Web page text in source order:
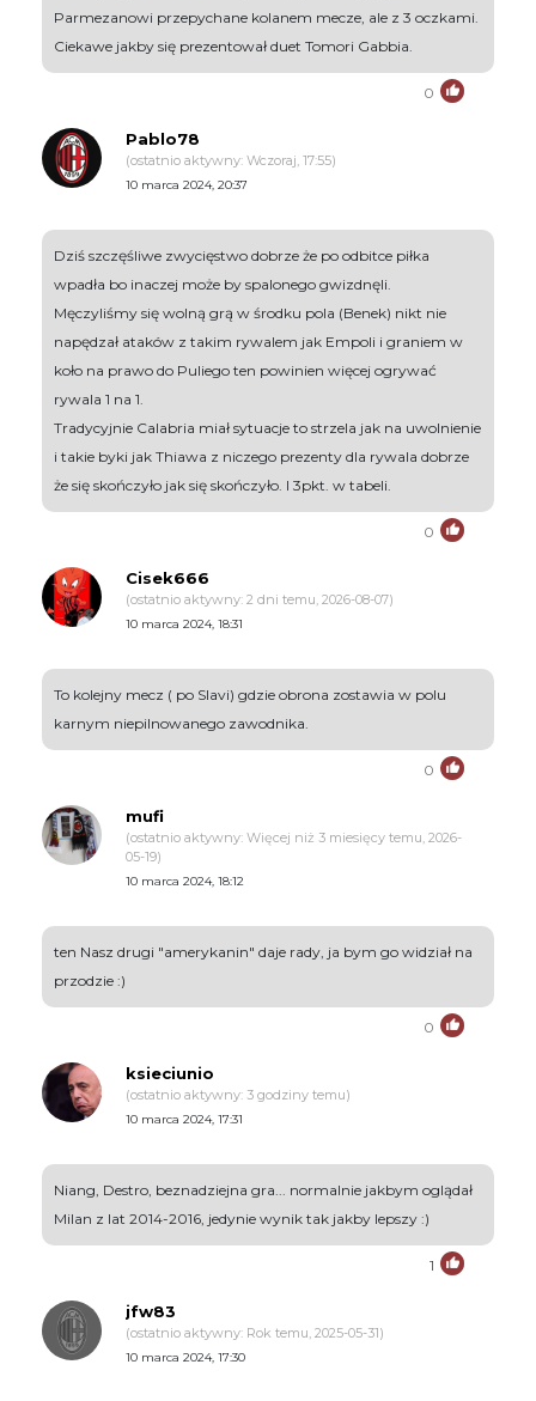
Parmezanowi przepychane kolanem mecze, ale z 3 oczkami.
Ciekawe jakby się prezentował duet Tomori Gabbia.
0
Pablo78
(ostatnio aktywny: Wczoraj, 17:55)
10 marca 2024, 20:37
Dziś szczęśliwe zwycięstwo dobrze że po odbitce piłka
wpadła bo inaczej może by spalonego gwizdnęli.
Męczyliśmy się wolną grą w środku pola (Benek) nikt nie
napędzał ataków z takim rywalem jak Empoli i graniem w
koło na prawo do Puliego ten powinien więcej ogrywać
rywala 1 na 1.
Tradycyjnie Calabria miał sytuacje to strzela jak na uwolnienie
i takie byki jak Thiawa z niczego prezenty dla rywala dobrze
że się skończyło jak się skończyło. I 3pkt. w tabeli.
0
Cisek666
(ostatnio aktywny: 2 dni temu, 2026-08-07)
10 marca 2024, 18:31
To kolejny mecz ( po Slavi) gdzie obrona zostawia w polu
karnym niepilnowanego zawodnika.
0
mufi
(ostatnio aktywny: Więcej niż 3 miesięcy temu, 2026-
05-19)
10 marca 2024, 18:12
ten Nasz drugi "amerykanin" daje rady, ja bym go widział na
przodzie :)
0
ksieciunio
(ostatnio aktywny: 3 godziny temu)
10 marca 2024, 17:31
Niang, Destro, beznadziejna gra... normalnie jakbym oglądał
Milan z lat 2014-2016, jedynie wynik tak jakby lepszy :)
1
jfw83
(ostatnio aktywny: Rok temu, 2025-05-31)
10 marca 2024, 17:30